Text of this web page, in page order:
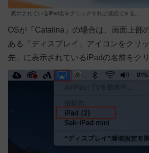
表示されているiPad名をクリックすれば接続できる。
OSが「Catalina」の場合は、画面上部
ある「ディスプレイ」アイコンをクリ
先」に表示されているiPadの名前をク